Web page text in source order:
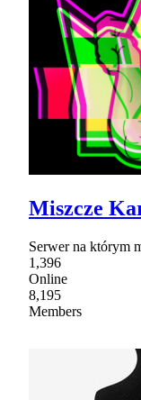
Miszcze
Serwer na którym
1,396
Online
8,195
Members